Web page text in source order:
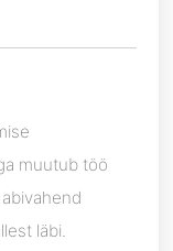
muutub töö
läbi.